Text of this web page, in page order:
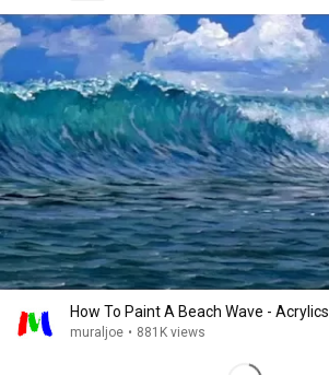
How To Paint A Beach Wave - Acrylics
muraljoe • 881K views